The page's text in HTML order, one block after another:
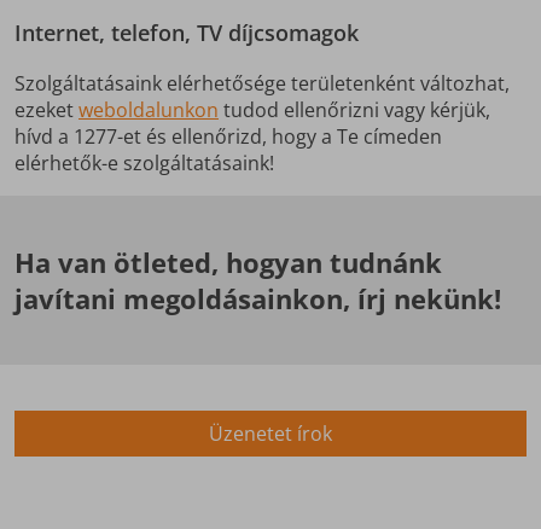
Internet, telefon, TV díjcsomagok
Szolgáltatásaink elérhetősége területenként változhat,
ezeketweboldalunkon tudod ellenőrizni vagy kérjük,
hívd a 1277-et és ellenőrizd, hogy a Te címeden
elérhetők-e szolgáltatásaink!
Ha van ötleted, hogyan tudnánk
javítani megoldásainkon, írj nekünk!
Üzenetet írok